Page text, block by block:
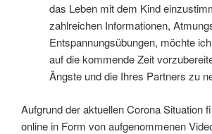
das Leben mit dem Kind
zahlreichen Informationen,
Entspannungsübungen, möchte
auf die kommende Zeit
Ängste und die Ihres Partners zu
Aufgrund der aktuellen Corona Situation
online in Form von aufgenommenen